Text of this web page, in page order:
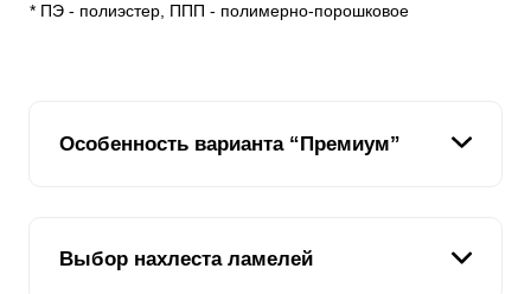
* ПЭ - полиэстер, ППП - полимерно-порошковое
Особенность варианта “Премиум”
Этот вариант продолжает тенденцию линейки
заборов-жалюзи, заложенную младшими
Выбор нахлеста ламелей